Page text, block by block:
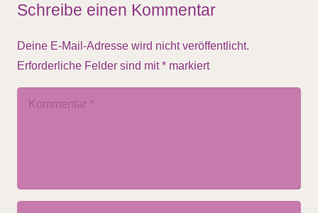
Schreibe einen Kommentar
Deine E-Mail-Adresse wird nicht veröffentlicht.
Erforderliche Felder sind mit* markiert